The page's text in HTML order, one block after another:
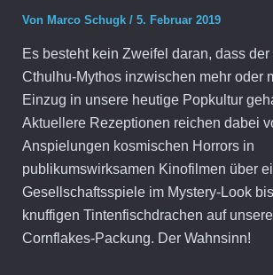
Von Marco Schugk / 5. Februar 2019
Es besteht kein Zweifel daran, dass
Cthulhu-Mythos inzwischen mehr oder
Einzug in unsere heutige Popkultur
Aktuellere Rezeptionen reichen dabei
Anspielungen kosmischen Horrors in
publikumswirksamen Kinofilmen über
Gesellschaftsspiele im Mystery-Look
knuffigen Tintenfischdrachen auf
Cornflakes-Packung. Der Wahnsinn!